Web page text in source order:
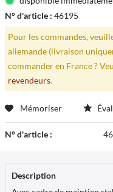
N° d'article : 46195
Pour les commandes,
allemande (livraison
commander en France ?
revendeurs.
Mémoriser
N° d'article :
Description